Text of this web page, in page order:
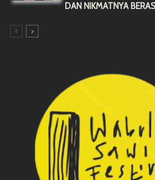
DAN NIKMATNYA